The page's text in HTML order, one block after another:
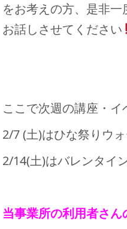
をお考えの方、是非
お話しさせてください
ここで次週の講座・イ
2/7 (土)はひな祭りウ
2/14(土)はバレンタイ
当事業所の利用者さ